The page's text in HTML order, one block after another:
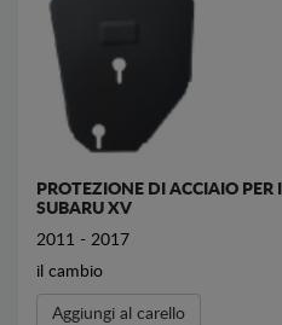
PROTEZIONE DI ACCIAIO
SUBARU XV
2011 - 2017
il cambio
Aggiungi al carello